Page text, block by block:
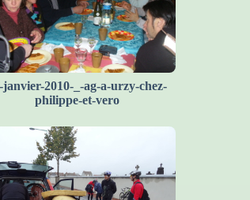
janvier-2010-_-ag-a-urzy-chez-
philippe-et-vero